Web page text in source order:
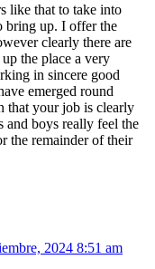
like that to take into
bring up. I offer the
clearly there are
the place a very
in sincere good
emerged round
that your job is clearly
and boys really feel the
the remainder of their
2024 8:51 am